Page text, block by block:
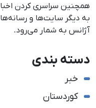
همچنین سراسری کردن
به دیگر سایت‌ها و
آژانس به شمار می‌رود.
دسته بندی
خبر
کوردستان